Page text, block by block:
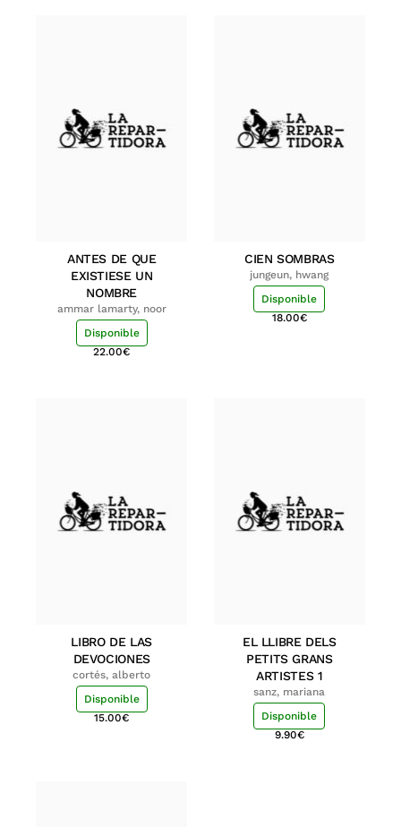
ANTES DE QUE
EXISTIESE UN
NOMBRE
ammar lamarty, noor
Disponible
22.00€
CIEN SOMBRAS
jungeun, hwang
Disponible
18.00€
LIBRO DE LAS
DEVOCIONES
cortés, alberto
Disponible
15.00€
EL LLIBRE DELS
PETITS GRANS
ARTISTES 1
sanz, mariana
Disponible
9.90€